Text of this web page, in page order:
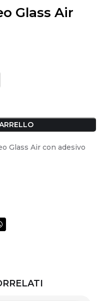
Glass Air
Glass Air con adesivo